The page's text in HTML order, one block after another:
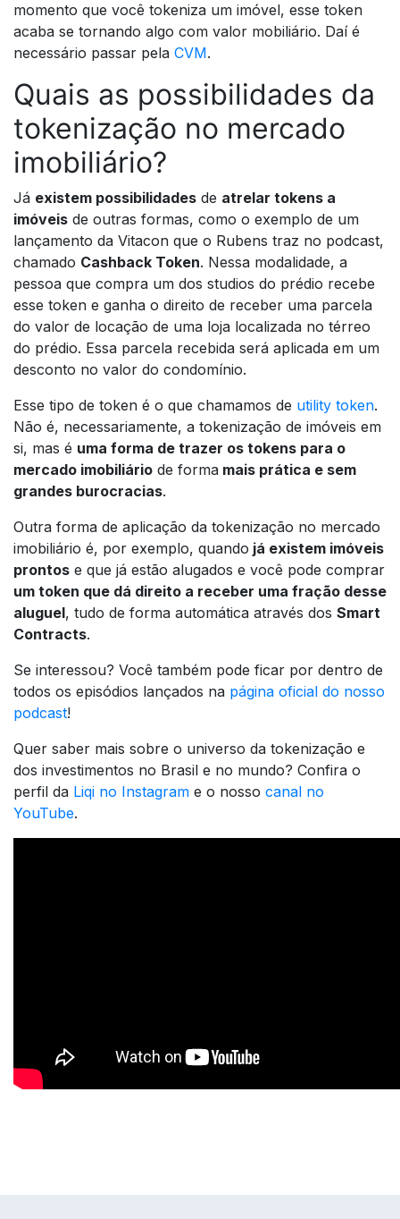
momento que você tokeniza um imóvel, esse token
acaba se tornando algo com valor mobiliário. Daí é
necessário passar pela CVM.
Quais as possibilidades da
tokenização no mercado
imobiliário?
Já existem possibilidades de atrelar tokens a
imóveis de outras formas, como o exemplo de um
lançamento da Vitacon que o Rubens traz no podcast,
chamado Cashback Token. Nessa modalidade, a
pessoa que compra um dos studios do prédio recebe
esse token e ganha o direito de receber uma parcela
do valor de locação de uma loja localizada no térreo
do prédio. Essa parcela recebida será aplicada em um
desconto no valor do condomínio.
Esse tipo de token é o que chamamos de utility token.
Não é, necessariamente, a tokenização de imóveis em
si, mas é uma forma de trazer os tokens para o
mercado imobiliário de forma mais prática e sem
grandes burocracias.
Outra forma de aplicação da tokenização no mercado
imobiliário é, por exemplo, quando já existem imóveis
prontos e que já estão alugados e você pode comprar
um token que dá direito a receber uma fração desse
aluguel, tudo de forma automática através dos Smart
Contracts.
Se interessou? Você também pode ficar por dentro de
todos os episódios lançados na página oficial do nosso
podcast!
Quer saber mais sobre o universo da tokenização e
dos investimentos no Brasil e no mundo? Confira o
perfil da Liqi no Instagram e o nosso canal no
YouTube.